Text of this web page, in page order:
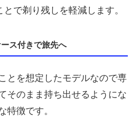
で剃り残しを軽減します。
ス付きで旅先へ
とを想定したモデルなので専
そのまま持ち出せるようにな
特徴です。